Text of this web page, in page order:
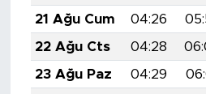
21 Ağu Cum
04:26
22 Ağu Cts
04:28
23 Ağu Paz
04:29